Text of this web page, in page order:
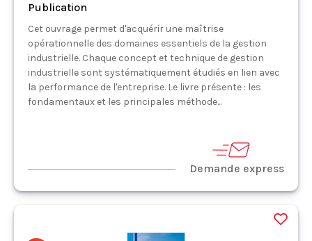
Publication
Cet ouvrage permet d'acquérir une maîtrise
opérationnelle des domaines essentiels de la gestion
industrielle. Chaque concept et technique de gestion
industrielle sont systématiquement étudiés en lien avec
la performance de l'entreprise. Le livre présente : les
fondamentaux et les principales méthode...
Demande express